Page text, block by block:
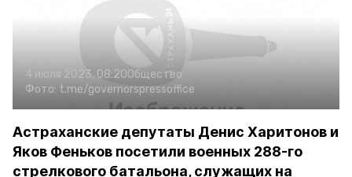
4 июля 2023, 08:20Общество
Фото: t.me/governorspressoffice
Астраханские депутаты Денис Харитонов и
Яков Феньков посетили военных 288-го
стрелкового батальона, служащих на